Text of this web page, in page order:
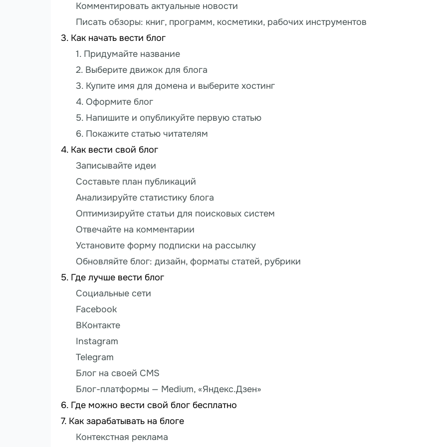
Комментировать актуальные новости
Писать обзоры: книг, программ, косметики, рабочих инструментов
Как начать вести блог
1. Придумайте название
2. Выберите движок для блога
3. Купите имя для домена и выберите хостинг
4. Оформите блог
5. Напишите и опубликуйте первую статью
6. Покажите статью читателям
Как вести свой блог
Записывайте идеи
Составьте план публикаций
Анализируйте статистику блога
Оптимизируйте статьи для поисковых систем
Отвечайте на комментарии
Установите форму подписки на рассылку
Обновляйте блог: дизайн, форматы статей, рубрики
Где лучше вести блог
Социальные сети
Facebook
ВКонтакте
Instagram
Telegram
Блог на своей CMS
Блог-платформы — Medium, «Яндекс.Дзен»
Где можно вести свой блог бесплатно
Как зарабатывать на блоге
Контекстная реклама